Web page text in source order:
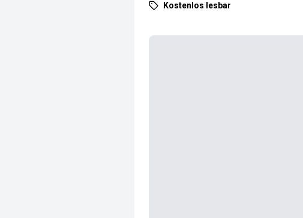
Kostenlos lesbar